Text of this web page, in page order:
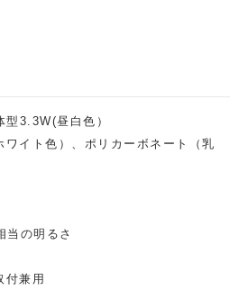
3.3W(昼白色）
イト色）、ポリカーボネート（乳
当の明るさ
付兼用